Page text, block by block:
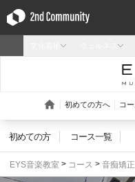
初めての方 コース一覧
EYS音楽教室 コース 音痴矯正